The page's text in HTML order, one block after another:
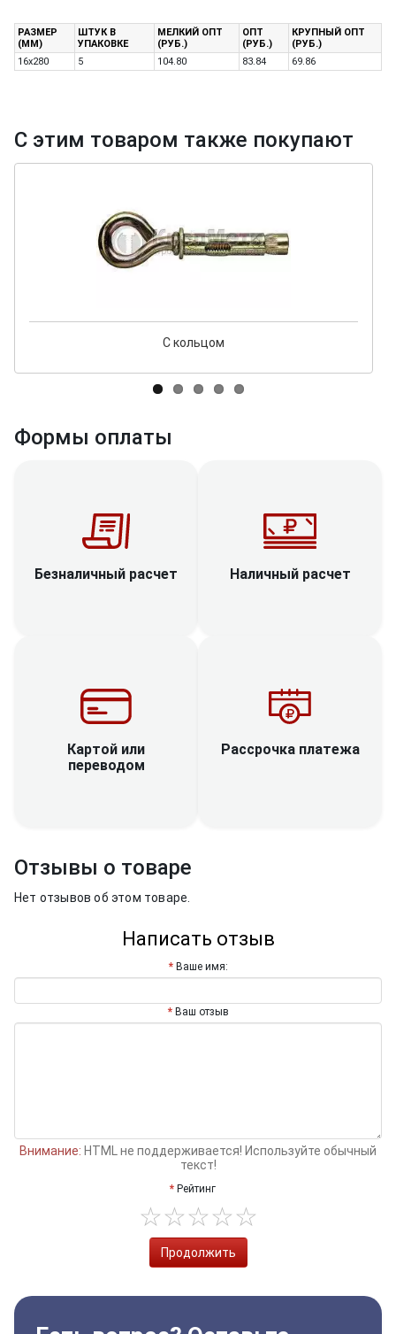
РАЗМЕР
(ММ)
ШТУК В
УПАКОВКЕ
МЕЛКИЙ ОПТ
(РУБ.)
ОПТ
(РУБ.)
КРУПНЫЙ ОПТ
(РУБ.)
16х280
5 104.80 83.84 69.86
С этим товаром также покупают
С кольцом
Формы оплаты
Безналичный расчет Наличный расчет
Картой или
переводом
Рассрочка платежа
Отзывы о товаре
Нет отзывов об этом товаре.
Написать отзыв
Ваше имя:
Ваш отзыв
Внимание: HTML не поддерживается! Используйте обычный
текст!
Рейтинг
Продолжить